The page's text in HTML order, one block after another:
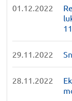
01.12.2022
29.11.2022
28.11.2022